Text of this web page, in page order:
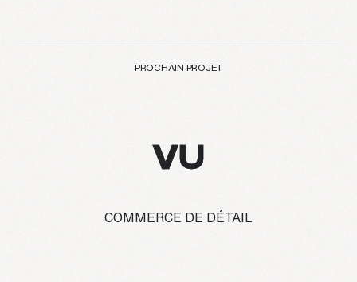
PROCHAIN PROJET
VU
COMMERCE DE DÉTAIL